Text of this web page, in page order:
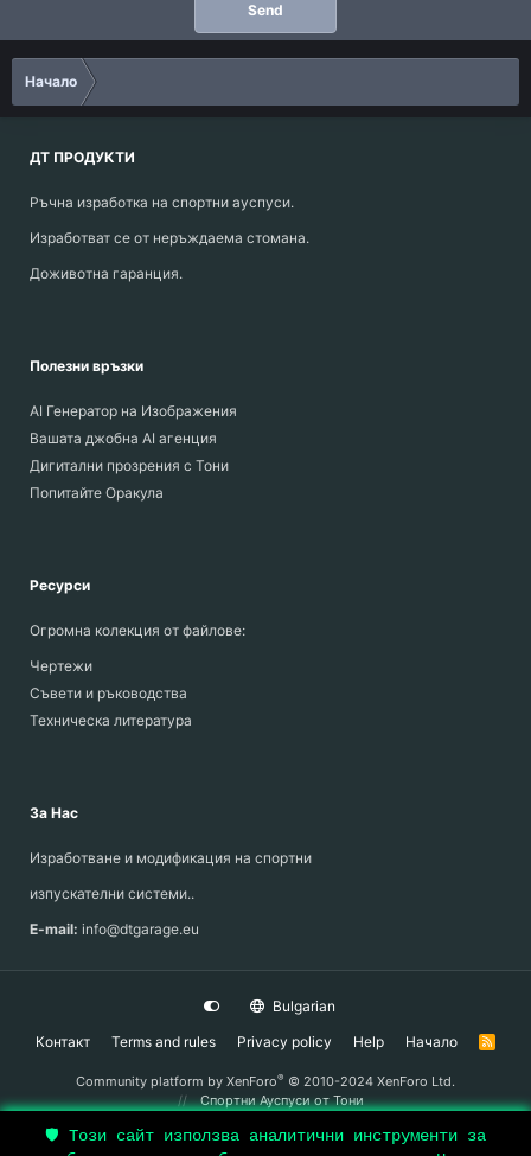
Send
Начало
ДТ ПРОДУКТИ
Ръчна изработка на спортни ауспуси.
Изработват се от неръждаема стомана.
Доживотна гаранция.
Полезни връзки
AI Генератор на Изображения
Вашата джобна AI агенция
Дигитални прозрения с Тони
Попитайте Оракула
Ресурси
Огромна колекция от файлове:
Чертежи
Съвети и ръководства
Техническа литература
За Нас
Изработване и модификация на спортни
изпускателни системи..
E-mail: info@dtgarage.eu
Bulgarian
Контакт
Terms and rules Privacy policy Help Начало
R
Community platform by XenForo® © 2010-2024 XenForo Ltd.
Спортни Ауспусиот Тони
🛡️ Този сайт използва аналитични инструменти за